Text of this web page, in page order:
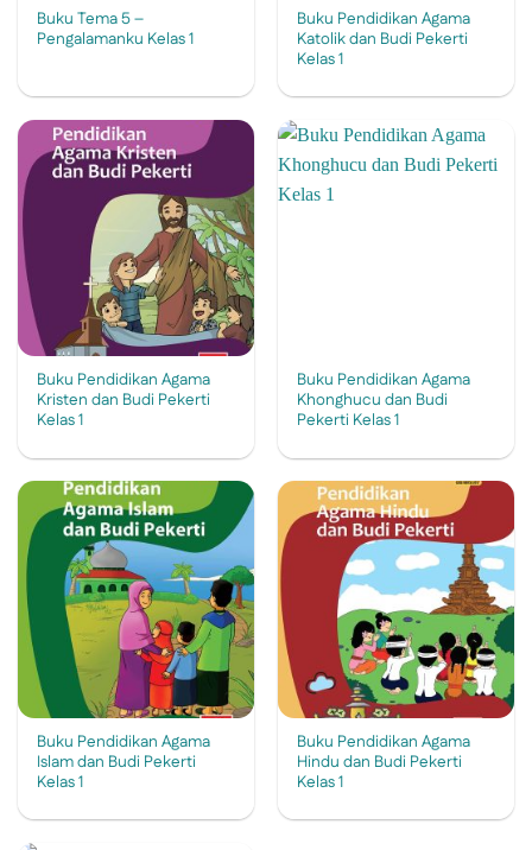
Buku Tema 5 –
Pengalamanku Kelas 1
Buku Pendidikan Agama
Katolik dan Budi Pekerti
Kelas 1
Buku Pendidikan Agama
Kristen dan Budi Pekerti
Kelas 1
Buku Pendidikan Agama
Khonghucu dan Budi
Pekerti Kelas 1
Buku Pendidikan Agama
Islam dan Budi Pekerti
Kelas 1
Buku Pendidikan Agama
Hindu dan Budi Pekerti
Kelas 1